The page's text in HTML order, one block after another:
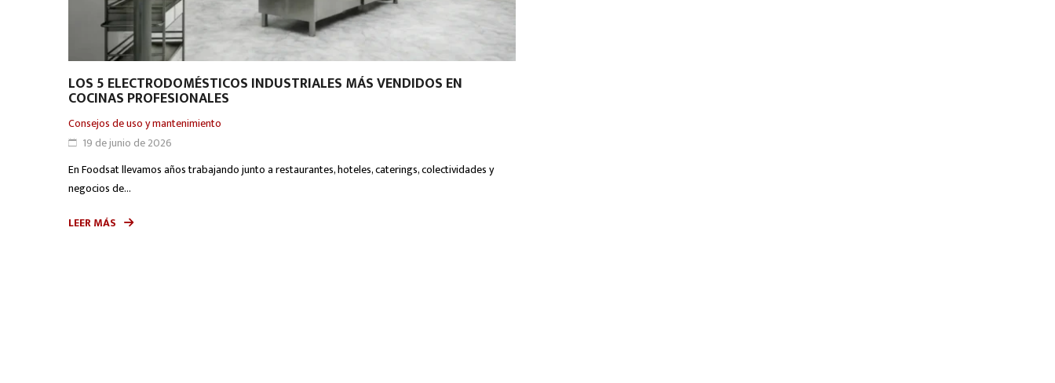
LOS 5 ELECTRODOMÉSTICOS INDUSTRIALES MÁS VENDIDOS EN
COCINAS PROFESIONALES
Consejos de uso y mantenimiento
19 de junio de 2026
En Foodsat llevamos años trabajando junto a restaurantes, hoteles, caterings, colectividades y
negocios de...
LEER MÁS